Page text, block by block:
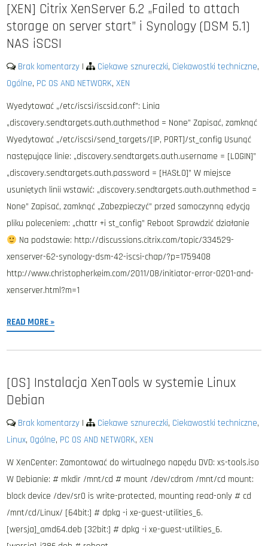
[XEN] Citrix XenServer 6.2 „Failed to attach
storage on server start” i Synology (DSM 5.1)
NAS iSCSI
Brak komentarzy | Ciekawe sznureczki, Ciekawostki techniczne,
Ogólne, PC OS AND NETWORK,XEN
Wyedytować „/etc/iscsi/iscsid.conf”: Linia
„discovery.sendtargets.auth.authmethod = None” Zapisać, zamknąć
Wyedytować „/etc/iscsi/send_targets/[IP, PORT]/st_config Usunąć
następujące linie: „discovery.sendtargets.auth.username = [LOGIN]”
„discovery.sendtargets.auth.password = [HASŁO]” W miejsce
usuniętych linii wstawić: „discovery.sendtargets.auth.authmethod =
None” Zapisać, zamknąć „Zabezpieczyć” przed samoczynną edycją
pliku poleceniem: „chattr +i st_config” Reboot Sprawdzić działanie
Na podstawie: http://discussions.citrix.com/topic/334529-
xenserver-62-synology-dsm-42-iscsi-chap/?p=1759408
http://www.christopherkeim.com/2011/08/initiator-error-0201-and-
xenserver.html?m=1
READ MORE »
[OS] Instalacja XenTools w systemie Linux
Debian
Brak komentarzy | Ciekawe sznureczki, Ciekawostki techniczne,
Linux, Ogólne, PC OS AND NETWORK,XEN
W XenCenter: Zamontować do wirtualnego napędu DVD: xs-tools.iso
W Debianie: # mkdir /mnt/cd # mount /dev/cdrom /mnt/cd mount:
block device /dev/sr0 is write-protected, mounting read-only # cd
/mnt/cd/Linux/ [64bit:] # dpkg -i xe-guest-utilities_6.
[wersja]_amd64.deb [32bit:] # dpkg -i xe-guest-utilities_6.